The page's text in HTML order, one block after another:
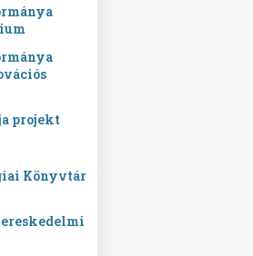
projekt
Könyvtár